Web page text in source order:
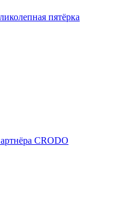
пятёрка
CRODO